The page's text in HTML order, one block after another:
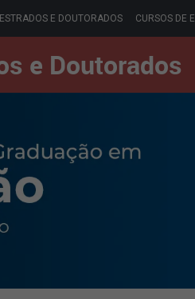
E DOUTORADOS CURSOS DE
e Doutorados